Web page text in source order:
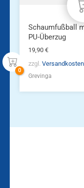
Schaumfußball
PU-Überzug
19,90 €
zzgl. Versandkosten
Grevinga